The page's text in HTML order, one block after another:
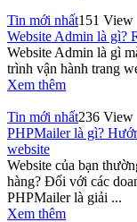
Tin mới nhất151 View
Website Admin là gì?
Website Admin là gì
trình vận hành trang
Xem thêm
Tin mới nhất236 View
PHPMailer là gì?
website
Website của bạn
hàng? Đối với các
PHPMailer là giải ...
Xem thêm